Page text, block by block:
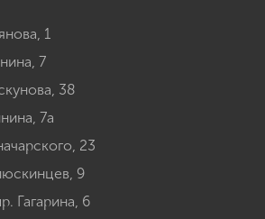
1
7
38
7а
23
9
Гагарина, 6